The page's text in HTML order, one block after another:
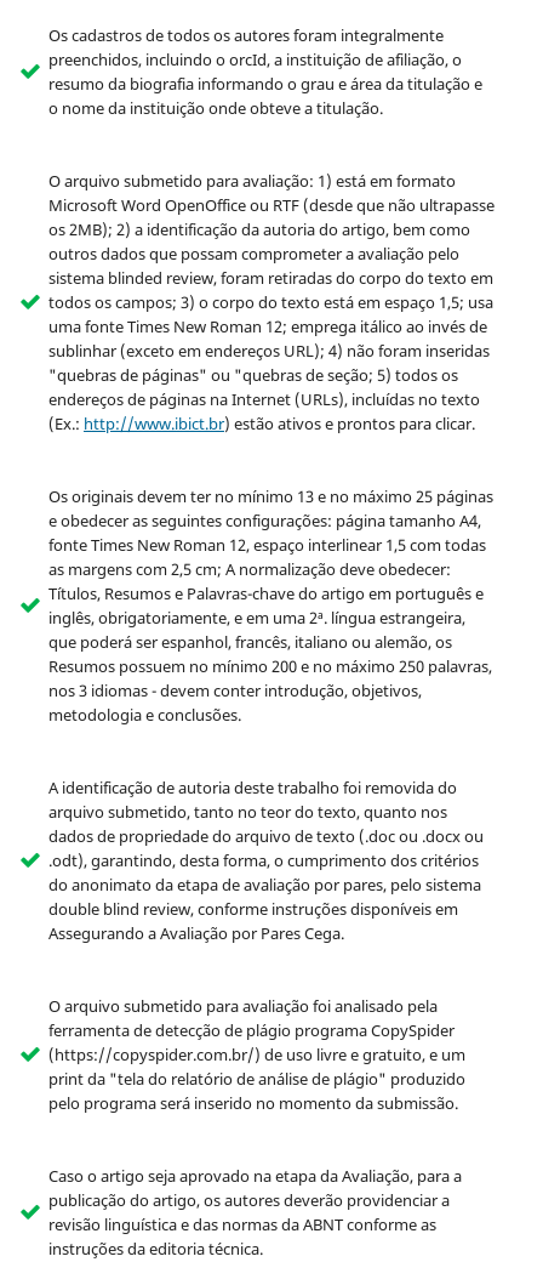
Os cadastros de todos os autores foram integralmente
preenchidos, incluindo o orcId, a instituição de afiliação, o
resumo da biografia informando o grau e área da titulação e
o nome da instituição onde obteve a titulação.
O arquivo submetido para avaliação: 1) está em formato
Microsoft Word OpenOffice ou RTF (desde que não ultrapasse
os 2MB); 2) a identificação da autoria do artigo, bem como
outros dados que possam comprometer a avaliação pelo
sistema blinded review, foram retiradas do corpo do texto em
todos os campos; 3) o corpo do texto está em espaço 1,5; usa
uma fonte Times New Roman 12; emprega itálico ao invés de
sublinhar (exceto em endereços URL); 4) não foram inseridas
"quebras de páginas" ou "quebras de seção; 5) todos os
endereços de páginas na Internet (URLs), incluídas no texto
(Ex.: http://www.ibict.br) estão ativos e prontos para clicar.
Os originais devem ter no mínimo 13 e no máximo 25 páginas
e obedecer as seguintes configurações: página tamanho A4,
fonte Times New Roman 12, espaço interlinear 1,5 com todas
as margens com 2,5 cm; A normalização deve obedecer:
Títulos, Resumos e Palavras-chave do artigo em português e
inglês, obrigatoriamente, e em uma 2ª. língua estrangeira,
que poderá ser espanhol, francês, italiano ou alemão, os
Resumos possuem no mínimo 200 e no máximo 250 palavras,
nos 3 idiomas - devem conter introdução, objetivos,
metodologia e conclusões.
A identificação de autoria deste trabalho foi removida do
arquivo submetido, tanto no teor do texto, quanto nos
dados de propriedade do arquivo de texto (.doc ou .docx ou
.odt), garantindo, desta forma, o cumprimento dos critérios
do anonimato da etapa de avaliação por pares, pelo sistema
double blind review, conforme instruções disponíveis em
Assegurando a Avaliação por Pares Cega.
O arquivo submetido para avaliação foi analisado pela
ferramenta de detecção de plágio programa CopySpider
(https://copyspider.com.br/) de uso livre e gratuito, e um
print da "tela do relatório de análise de plágio" produzido
pelo programa será inserido no momento da submissão.
Caso o artigo seja aprovado na etapa da Avaliação, para a
publicação do artigo, os autores deverão providenciar a
revisão linguística e das normas da ABNT conforme as
instruções da editoria técnica.